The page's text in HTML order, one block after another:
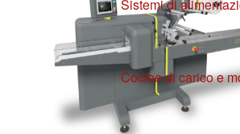
Sistemi di
Coclee di carico e